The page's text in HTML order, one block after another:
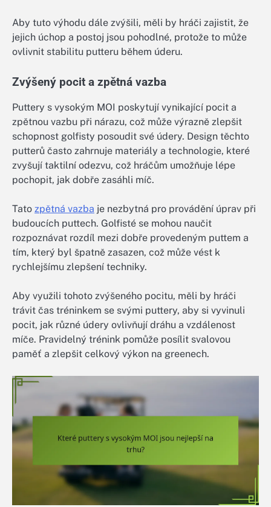
Aby tuto výhodu dále zvýšili, měli by hráči zajistit, že
jejich úchop a postoj jsou pohodlné, protože to může
ovlivnit stabilitu putteru během úderu.
Zvýšený pocit a zpětná vazba
Puttery s vysokým MOI poskytují vynikající pocit a
zpětnou vazbu při nárazu, což může výrazně zlepšit
schopnost golfisty posoudit své údery. Design těchto
putterů často zahrnuje materiály a technologie, které
zvyšují taktilní odezvu, což hráčům umožňuje lépe
pochopit, jak dobře zasáhli míč.
Tato zpětná vazba je nezbytná pro provádění úprav při
budoucích puttech. Golfisté se mohou naučit
rozpoznávat rozdíl mezi dobře provedeným puttem a
tím, který byl špatně zasazen, což může vést k
rychlejšímu zlepšení techniky.
Aby využili tohoto zvýšeného pocitu, měli by hráči
trávit čas tréninkem se svými puttery, aby si vyvinuli
pocit, jak různé údery ovlivňují dráhu a vzdálenost
míče. Pravidelný trénink pomůže posílit svalovou
paměť a zlepšit celkový výkon na greenech.